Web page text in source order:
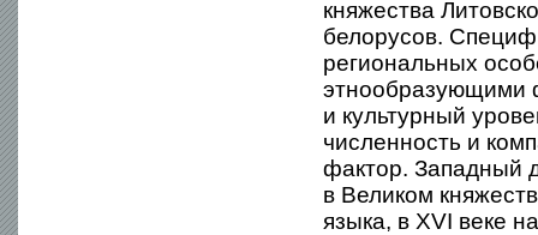
княжества
белорусов.
региональных
этнообразующими
и культурный
численность и
фактор. Западный
в Великом
языка, в XVI веке